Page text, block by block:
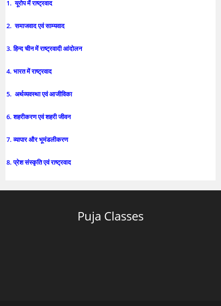
1. यूरोप में राष्ट्रवाद
2. समाजवाद एवं साम्यवाद
3. हिन्द चीन में राष्ट्रवादी आंदोलन
4. भारत में राष्ट्रवाद
5. अर्थव्यवस्था एवं आजीविका
6. शहरीकरण एवं शहरी जीवन
7. व्यापार और भूमंडलीकरण
8. प्रेश संस्कृति एवं राष्ट्रवाद
Puja Classes